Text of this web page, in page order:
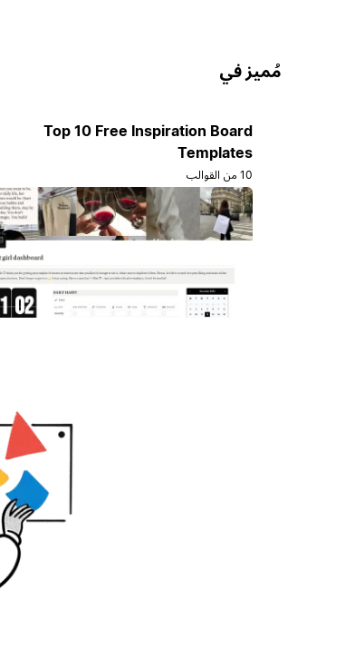
مُميز في
Top 10 Free Inspiration Board
Templates
10 من القوالب